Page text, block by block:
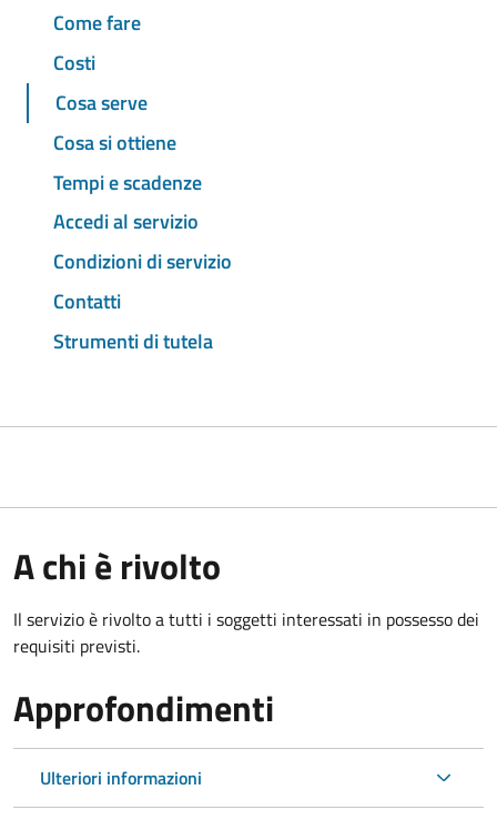
Come fare
Costi
Cosa serve
Cosa si ottiene
Tempi e scadenze
Accedi al servizio
Condizioni di servizio
Contatti
Strumenti di tutela
A chi è rivolto
Il servizio è rivolto a tutti i soggetti interessati in possesso dei
requisiti previsti.
Approfondimenti
Ulteriori informazioni